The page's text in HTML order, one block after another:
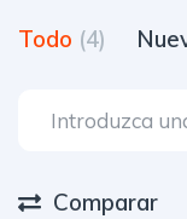
Todo (4)
Comparar